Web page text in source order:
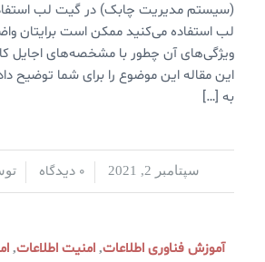
(سیستم مدیریت چابک) در گیت لب
لب استفاده می‌کنید ممکن است برایتان
ویژگی‌های آن چطور با مشخصه‌های اجایل
این مقاله این موضوع را برای شما توضیح
به […]
سپتامبر 2, 2021 / 0 دیدگاه/
آموزش فناوری اطلاعات, امنیت اطلاعات,